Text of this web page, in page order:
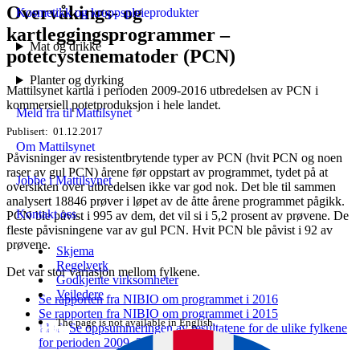
Kosmetikk og kroppspleieprodukter
Mat og drikke
Planter og dyrking
Meld fra til Mattilsynet
Om Mattilsynet
Jobbe i Mattilsynet
Kontakt oss
Skjema
Regelverk
Godkjente virksomheter
Veiledere
The page is not available in English.
Overvåkings- og
kartleggingsprogrammer –
potetcystenematoder (PCN)
Mattilsynet kartla i perioden 2009-2016 utbredelsen av PCN i
kommersiell potetproduksjon i hele landet.
Publisert 01.12.2017
Påvisninger av resistentbrytende typer av PCN (hvit PCN og noen
raser av gul PCN) årene før oppstart av programmet, tydet på at
oversikten over utbredelsen ikke var god nok. Det ble til sammen
analysert 18846 prøver i løpet av de åtte årene programmet pågikk.
PCN ble påvist i 995 av dem, det vil si i 5,2 prosent av prøvene. De
fleste påvisningene var av gul PCN. Hvit PCN ble påvist i 92 av
prøvene.
Det var stor variasjon mellom fylkene.
Se rapporten fra NIBIO om programmet i 2016
Se rapporten fra NIBIO om programmet i 2015
Se oppsummeringen av resultatene for de ulike fylkene
for perioden 2009–2015